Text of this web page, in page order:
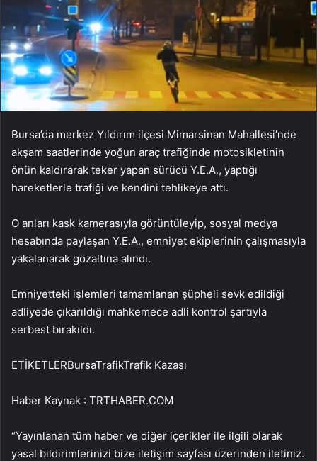
Bursa’da merkez Yıldırım ilçesi Mimarsinan Mahallesi’nde
akşam saatlerinde yoğun araç trafiğinde motosikletinin
önün kaldırarak teker yapan sürücü Y.E.A., yaptığı
hareketlerle trafiği ve kendini tehlikeye attı.
O anları kask kamerasıyla görüntüleyip, sosyal medya
hesabında paylaşan Y.E.A., emniyet ekiplerinin çalışmasıyla
yakalanarak gözaltına alındı.
Emniyetteki işlemleri tamamlanan şüpheli sevk edildiği
adliyede çıkarıldığı mahkemece adli kontrol şartıyla
serbest bırakıldı.
ETİKETLERBursaTrafikTrafik Kazası
Haber Kaynak : TRTHABER.COM
“Yayınlanan tüm haber ve diğer içerikler ile ilgili olarak
yasal bildirimlerinizi bize iletişim sayfası üzerinden iletiniz.